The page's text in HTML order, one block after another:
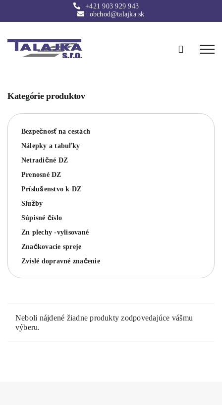
content
+421 903 929 943
obchod@talajka.sk
Neboli nájdené žiadne produkty zodpovedajúce vášmu
výberu.
Kategórie produktov
Bezpečnosť na cestách
Nálepky a tabuľky
Netradičné DZ
Prenosné DZ
Príslušenstvo k DZ
Služby
Súpisné číslo
Zn plechy -vylisované
Značkovacie spreje
Zvislé dopravné značenie